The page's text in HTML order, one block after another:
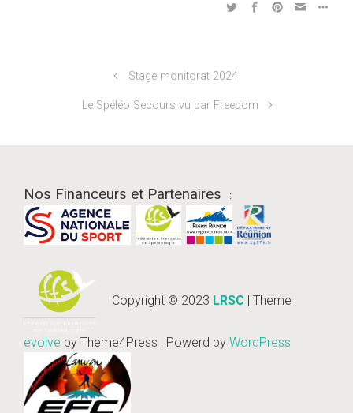
Stage monitorat 2024
Le Spéléo Secours vu par Freedom
Nos Financeurs et Partenaires :
Copyright © 2023 LRSC | Theme
evolve by Theme4Press | Powerd by WordPress